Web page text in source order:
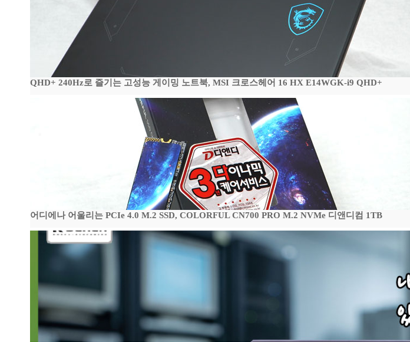
QHD+ 240Hz로 즐기는 고성능 게이밍 노트북, MSI 크로스헤어 16 HX E14WGK-i9 QHD+
어디에나 어울리는 PCIe 4.0 M.2 SSD, COLORFUL CN700 PRO M.2 NVMe 디앤디컴 1TB